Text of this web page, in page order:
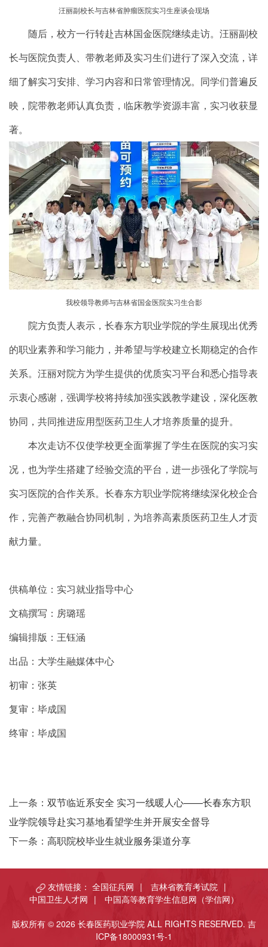
汪丽副校长与吉林省肿瘤医院实习生座谈会现场
随后，校方一行转赴吉林国金医院继续走访。汪丽副校
长与医院负责人、带教老师及实习生们进行了深入交流，详
细了解实习安排、学习内容和日常管理情况。同学们普遍反
映，院带教老师认真负责，临床教学资源丰富，实习收获显
著。
我校领导教师与吉林省国金医院实习生合影
院方负责人表示，长春东方职业学院的学生展现出优秀
的职业素养和学习能力，并希望与学校建立长期稳定的合作
关系。汪丽对院方为学生提供的优质实习平台和悉心指导表
示衷心感谢，强调学校将持续加强实践教学建设，深化医教
协同，共同推进应用型医药卫生人才培养质量的提升。
本次走访不仅使学校更全面掌握了学生在医院的实习实
况，也为学生搭建了经验交流的平台，进一步强化了学院与
实习医院的合作关系。长春东方职业学院将继续深化校企合
作，完善产教融合协同机制，为培养高素质医药卫生人才贡
献力量。
供稿单位：实习就业指导中心
文稿撰写：房璐瑶
编辑排版：王钰涵
出品：大学生融媒体中心
初审：张英
复审：毕成国
终审：毕成国
上一条： 双节临近系安全 实习一线暖人心——长春东方职
业学院领导赴实习基地看望学生并开展安全督导
下一条： 高职院校毕业生就业服务渠道分享
友情链接： 全国征兵网 | 吉林省教育考试院 |
中国卫生人才网 | 中国高等教育学生信息网（学信网）
版权所有 © 2026 长春医药职业学院 ALL RIGHTS RESERVED. 吉
ICP备18000931号-1